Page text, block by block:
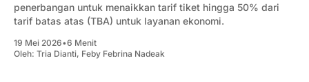
penerbangan untuk menaikkan tarif tiket hingga 50% dari
tarif batas atas (TBA) untuk layanan ekonomi.
19 Mei 2026•6 Menit
Oleh: Tria Dianti, Feby Febrina Nadeak